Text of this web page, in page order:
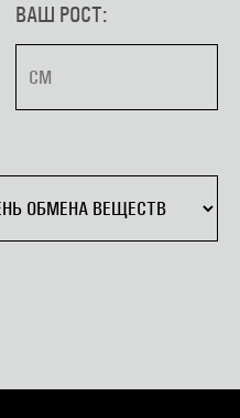
ВАШ РОСТ: